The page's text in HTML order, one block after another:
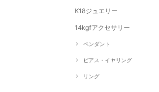
K18ジュエリー
14kgfアクセサリー
ペンダント
ピアス・イヤリング
リング